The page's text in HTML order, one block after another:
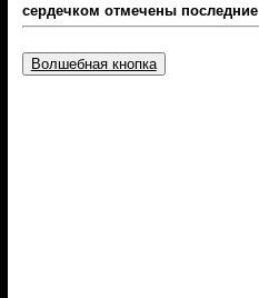
сердечком отмечены последние
Волшебная кнопка